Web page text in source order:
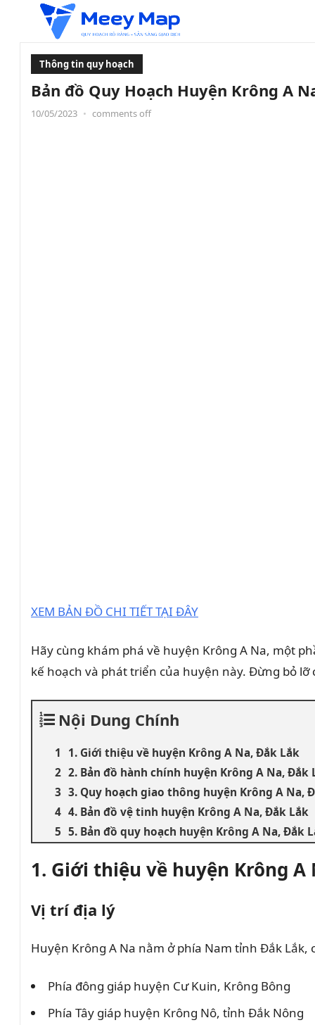
Thông tin quy hoạch
Bản đồ Quy Hoạch Huyện Krông A
10/05/2023 • comments off
XEM BẢN ĐỒ CHI TIẾT TẠI ĐÂY
Hãy cùng khám phá về huyện Krông A Na, một
kế hoạch và phát triển của huyện này. Đừng bỏ
Nội Dung Chính
1. Giới thiệu về huyện Krông A Na, Đắk Lắk
2. Bản đồ hành chính huyện Krông A Na, Đắk
3. Quy hoạch giao thông huyện Krông A Na,
4. Bản đồ vệ tinh huyện Krông A Na, Đắk Lắk
5. Bản đồ quy hoạch huyện Krông A Na, Đắk
1. Giới thiệu về huyện Krông A
Vị trí địa lý
Huyện Krông A Na nằm ở phía Nam tỉnh Đắk Lắk,
Phía đông giáp huyện Cư Kuin, Krông Bông
Phía Tây giáp huyện Krông Nô, tỉnh Đắk Nông